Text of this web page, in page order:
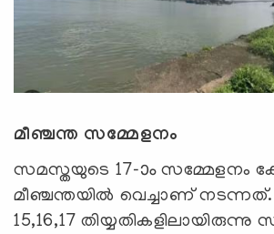
മീഞ്ചന്ത സമ്മേളനം
സമസ്തയുടെ 17-ാം സമ്മേളനം
മീഞ്ചന്തയില്‍ വെച്ചാണ് നടന്നത്.
15,16,17 തിയ്യതികളിലായിരുന്നു